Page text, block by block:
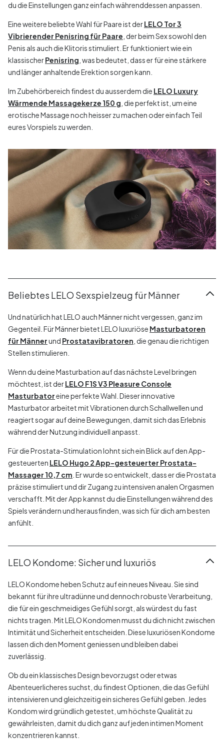
du die Einstellungen ganz einfach währenddessen anpassen.
Eine weitere beliebte Wahl für Paare ist derLELO Tor 3
Vibrierender Penisring für Paare , der beim Sex sowohl den
Penis als auch die Klitoris stimuliert. Er funktioniert wie ein
klassischerPenisring , was bedeutet, dass er für eine stärkere
und länger anhaltende Erektion sorgen kann.
Im Zubehörbereich findest du ausserdem die LELO Luxury
Wärmende Massagekerze 150 g , die perfekt ist, um eine
erotische Massage noch heisser zu machen oder einfach Teil
eures Vorspiels zu werden.
Beliebtes LELO Sexspielzeug für Männer
Und natürlich hat LELO auch Männer nicht vergessen, ganz im
Gegenteil. Für Männer bietet LELO luxuriöse Masturbatoren
für Männerund Prostatavibratoren , die genau die richtigen
Stellen stimulieren.
Wenn du deine Masturbation auf das nächste Level bringen
möchtest, ist derLELO F1S V3 Pleasure Console
Masturbatoreine perfekte Wahl. Dieser innovative
Masturbator arbeitet mit Vibrationen durch Schallwellen und
reagiert sogar auf deine Bewegungen, damit sich das Erlebnis
während der Nutzung individuell anpasst.
Für die Prostata-Stimulation lohnt sich ein Blick auf den App-
gesteuerten LELO Hugo 2 App-gesteuerter Prostata-
Massager 10,7 cm . Er wurde so entwickelt, dass er die Prostata
präzise stimuliert und dir Zugang zu intensiven analen Orgasmen
verschafft. Mit der App kannst du die Einstellungen während des
Spiels verändern und herausfinden, was sich für dich am besten
anfühlt.
LELO Kondome: Sicher und luxuriös
LELO Kondome heben Schutz auf ein neues Niveau. Sie sind
bekannt für ihre ultradünne und dennoch robuste Verarbeitung,
die für ein geschmeidiges Gefühl sorgt, als würdest du fast
nichts tragen. Mit LELO Kondomen musst du dich nicht zwischen
Intimität und Sicherheit entscheiden. Diese luxuriösen Kondome
lassen dich den Moment geniessen und bleiben dabei
zuverlässig.
Ob du ein klassisches Design bevorzugst oder etwas
Abenteuerlicheres suchst, du findest Optionen, die das Gefühl
intensivieren und gleichzeitig ein sicheres Gefühl geben. Jedes
Kondom wird gründlich getestet, um höchste Qualität zu
gewährleisten, damit du dich ganz auf jeden intimen Moment
konzentrieren kannst.